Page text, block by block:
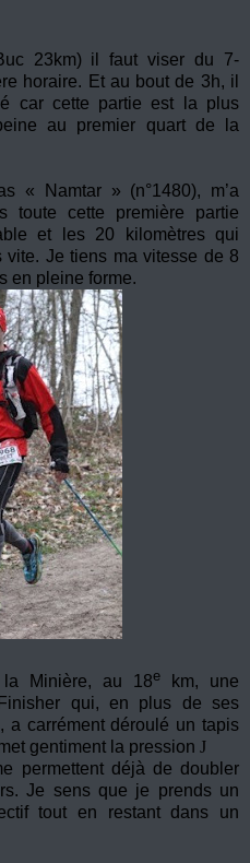
23km) il faut viser du 7-
horaire. Et au bout de 3h, il
car cette partie est la plus
au premier quart de la
« Namtar » (n°1480), m’a
toute cette première partie
et les 20 kilomètres qui
vite. Je tiens ma vitesse de 8
en pleine forme.
Minière, au 18e km, une
qui, en plus de ses
a carrément déroulé un tapis
gentiment la pression J
permettent déjà de doubler
Je sens que je prends un
tout en restant dans un